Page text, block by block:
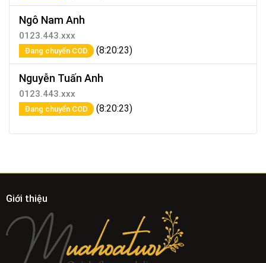
Ngô Nam Anh
0123.443.xxx
Đang chuyển COD (8:20:23)
Nguyễn Tuấn Anh
0123.443.xxx
Đang chuyển COD (8:20:23)
Giới thiệu